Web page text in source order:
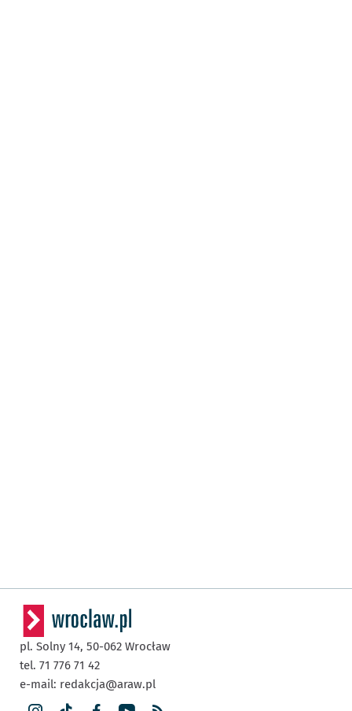
pl. Solny 14, 50-062 Wrocław
tel. 71 776 71 42
e-mail: redakcja@araw.pl